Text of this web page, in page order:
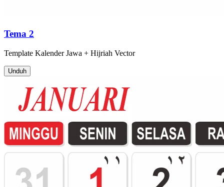
Tema 2
Template Kalender Jawa + Hijriah Vector
Unduh